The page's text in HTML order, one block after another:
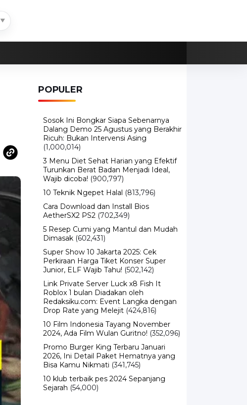
▼
POPULER
Sosok Ini Bongkar Siapa Sebenarnya
Dalang Demo 25 Agustus yang Berakhir
Ricuh: Bukan Intervensi Asing
(1,000,014)
3 Menu Diet Sehat Harian yang Efektif
Turunkan Berat Badan Menjadi Ideal,
Wajib dicoba! (900,797)
10 Teknik Ngepet Halal (813,796)
Cara Download dan Install Bios
AetherSX2 PS2 (702,349)
5 Resep Cumi yang Mantul dan Mudah
Dimasak (602,431)
Super Show 10 Jakarta 2025: Cek
Perkiraan Harga Tiket Konser Super
Junior, ELF Wajib Tahu! (502,142)
Link Private Server Luck x8 Fish It
Roblox 1 bulan Diadakan oleh
Redaksiku.com: Event Langka dengan
Drop Rate yang Melejit (424,816)
10 Film Indonesia Tayang November
2024, Ada Film Wulan Guritno! (352,096)
Promo Burger King Terbaru Januari
2026, Ini Detail Paket Hematnya yang
Bisa Kamu Nikmati (341,745)
10 klub terbaik pes 2024 Sepanjang
Sejarah (54,000)